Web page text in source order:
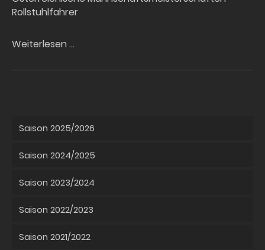
Rollstuhlfahrer
Weiterlesen …
Saison 2025/2026
Saison 2024/2025
Saison 2023/2024
Saison 2022/2023
Saison 2021/2022